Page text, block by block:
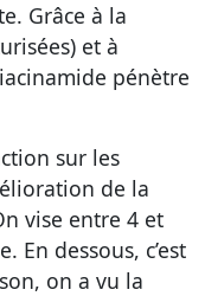
Grâce à la
et à
pénètre
sur les
de la
vise entre 4 et
En dessous, c’est
on a vu la